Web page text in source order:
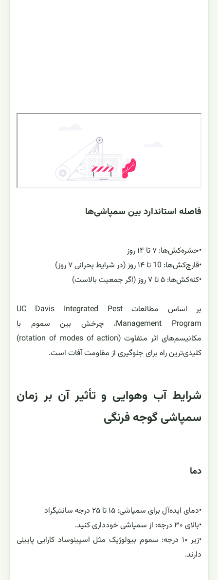
فاصله استاندارد بین سمپاشی‌ها
•حشره‌کش‌ها: ۷ تا ۱۴ روز
•قارچ‌کش‌ها: 10 تا ۱۴ روز (در شرایط بحرانی ۷ روز)
•کنه‌کش‌ها: ۵ تا ۷ روز (اگر جمعیت بالاست)
بر اساس مطالعات UC Davis Integrated Pest
Management Program، چرخش بین سموم با
مکانیسم‌های اثر متفاوت (rotation of modes of action)
کلیدی‌ترین راه برای جلوگیری از مقاومت آفات است.
شرایط آب‌ وهوایی و تأثیر آن بر زمان
سمپاشی گوجه فرنگی
دما
•دمای ایده‌آل برای سمپاشی: ۱۵ تا ۲۵ درجه سانتیگراد
•بالای ۳۰ درجه: از سمپاشی خودداری کنید.
•
زیر ۱۰ درجه: سموم بیولوژیک مثل اسپینوساد کارایی پایینی
دارند.